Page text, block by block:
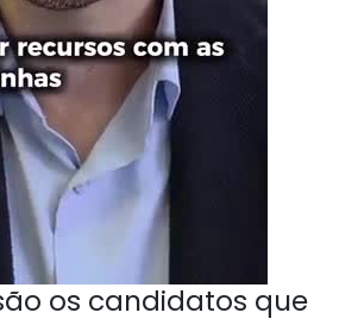
os candidatos que